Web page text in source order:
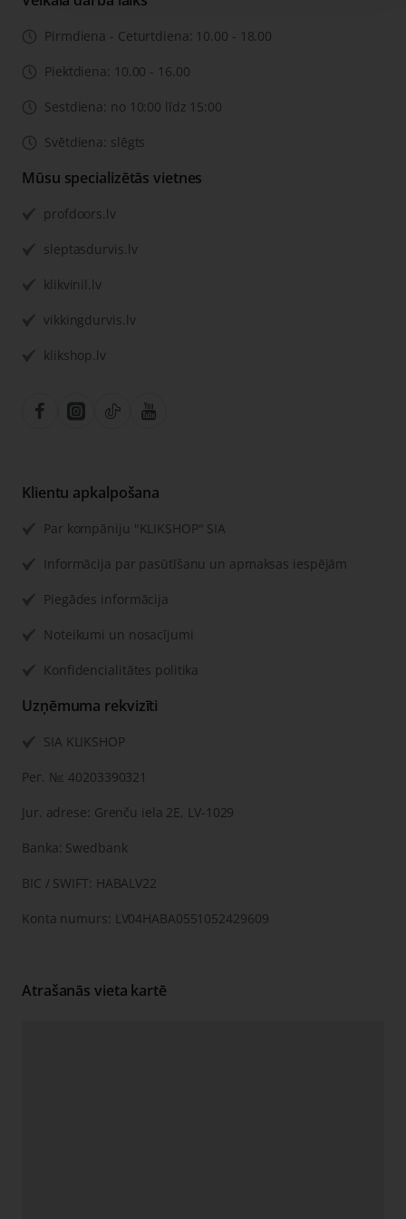
Pirmdiena - Ceturtdiena: 10.00 - 18.00
Piektdiena: 10.00 - 16.00
Sestdiena: no 10:00 līdz 15:00
Svētdiena: slēgts
Mūsu specializētās vietnes
profdoors.lv
sleptasdurvis.lv
klikvinil.lv
vikkingdurvis.lv
klikshop.lv
Klientu apkalpošana
Par kompāniju "KLIKSHOP" SIA
Informācija par pasūtīšanu un apmaksas iespējām
Piegādes informācija
Noteikumi un nosacījumi
Konfidencialitātes politika
Uzņēmuma rekvizīti
SIA KLIKSHOP
Рег. №: 40203390321
Jur. adrese: Grenču iela 2E, LV-1029
Banka: Swedbank
BIC / SWIFT: HABALV22
Konta numurs: LV04HABA0551052429609
Atrašanās vieta kartē